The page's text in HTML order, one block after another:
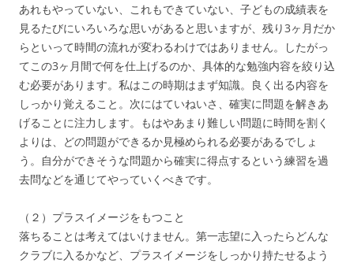
あれもやっていない、これもできていない、子どもの成績表を
見るたびにいろいろな思いがあると思いますが、残り3ヶ月だか
らといって時間の流れが変わるわけではありません。したがっ
てこの3ヶ月間で何を仕上げるのか、具体的な勉強内容を絞り込
む必要があります。私はこの時期はまず知識。良く出る内容を
しっかり覚えること。次にはていねいさ、確実に問題を解きあ
げることに注力します。もはやあまり難しい問題に時間を割く
よりは、どの問題ができるか見極められる必要があるでしょ
う。自分ができそうな問題から確実に得点するという練習を過
去問などを通じてやっていくべきです。
（２）プラスイメージをもつこと
落ちることは考えてはいけません。第一志望に入ったらどんな
クラブに入るかなど、プラスイメージをしっかり持たせるよう